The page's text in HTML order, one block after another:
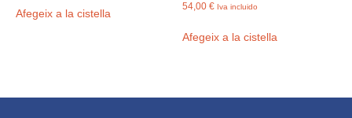
Afegeix a la cistella
54,00€ Iva incluido
Afegeix a la cistella